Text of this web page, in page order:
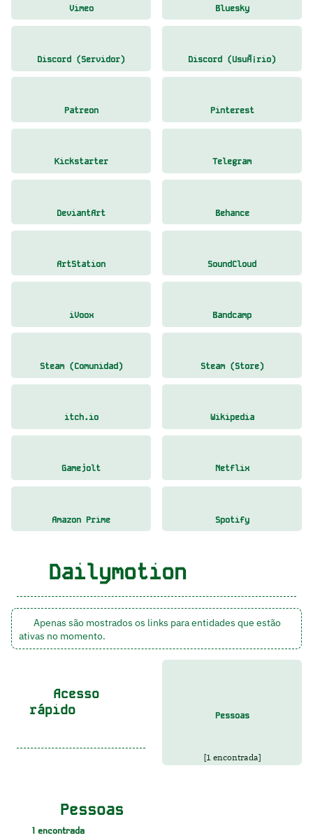
Vimeo Bluesky
Discord (Servidor) Discord (UsuÃ¡rio)
Patreon Pinterest
Kickstarter Telegram
DeviantArt Behance
ArtStation SoundCloud
iVoox Bandcamp
Steam (Comunidad) Steam (Store)
itch.io Wikipedia
Gamejolt Netflix
Amazon Prime Spotify
Dailymotion
Apenas são mostrados os links para entidades que estão
ativas no momento.
Acesso
rápido
Pessoas
[1 encontrada]
Pessoas
encontrada